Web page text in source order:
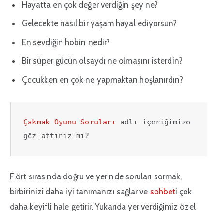
Hayatta en çok değer verdiğin şey ne?
Gelecekte nasıl bir yaşam hayal ediyorsun?
En sevdiğin hobin nedir?
Bir süper gücün olsaydı ne olmasını isterdin?
Çocukken en çok ne yapmaktan hoşlanırdın?
Çakmak Oyunu Soruları adlı içeriğimize
göz attınız mı?
Flört sırasında doğru ve yerinde soruları sormak,
birbirinizi daha iyi tanımanızı sağlar ve sohbeti çok
daha keyifli hale getirir. Yukarıda yer verdiğimiz özel